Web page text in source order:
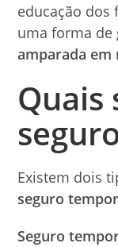
educação dos
uma forma de
amparada
Quais
Existem dois
seguro
Seguro